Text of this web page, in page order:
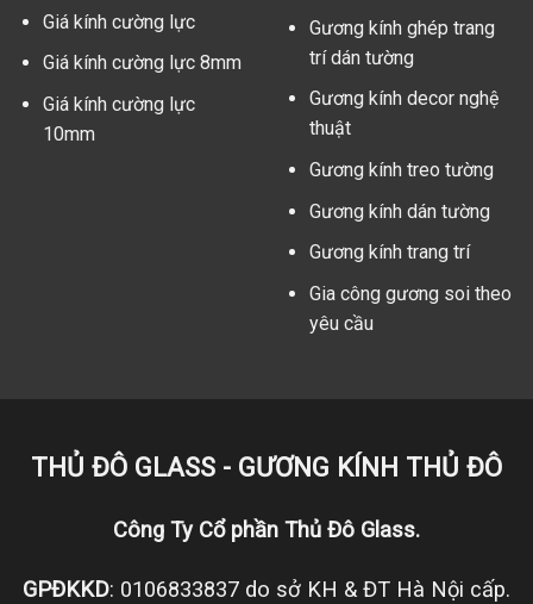
Giá kính cường lực
Giá kính cường lực 8mm
Giá kính cường lực
10mm
Gương kính ghép trang
trí dán tường
Gương kính decor nghệ
thuật
Gương kính treo tường
Gương kính dán tường
Gương kính trang trí
Gia công gương soi theo
yêu cầu
THỦ ĐÔ GLASS - GƯƠNG KÍNH THỦ ĐÔ
Công Ty Cổ phần Thủ Đô Glass.
GPĐKKD: 0106833837 do sở KH & ĐT Hà Nội cấp.